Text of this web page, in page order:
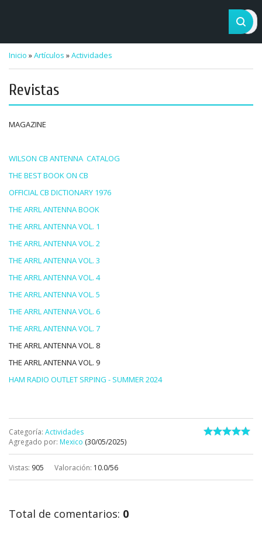
Inicio »Artículos »Actividades
Revistas
MAGAZINE
WILSON CB ANTENNA CATALOG
THE BEST BOOK ON CB
OFFICIAL CB DICTIONARY 1976
THE ARRL ANTENNA BOOK
THE ARRL ANTENNA VOL. 1
THE ARRL ANTENNA VOL. 2
THE ARRL ANTENNA VOL. 3
THE ARRL ANTENNA VOL. 4
THE ARRL ANTENNA VOL. 5
THE ARRL ANTENNA VOL. 6
THE ARRL ANTENNA VOL. 7
THE ARRL ANTENNA VOL. 8
THE ARRL ANTENNA VOL. 9
HAM RADIO OUTLET SRPING - SUMMER 2024
Categoría: Actividades
Agregado por: Mexico (30/05/2025)
Vistas: 905 Valoración: 10.0/56
Total de comentarios: 0